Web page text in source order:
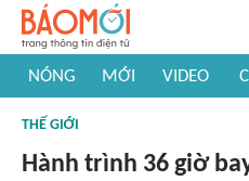
NÓNG MỚI VIDEO
#Khám phá thế giới
THẾ GIỚI
Hành trình 36 giờ